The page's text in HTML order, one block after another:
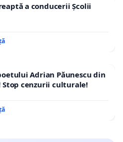
a conducerii Școlii
Adrian Păunescu din
Stop cenzurii culturale!